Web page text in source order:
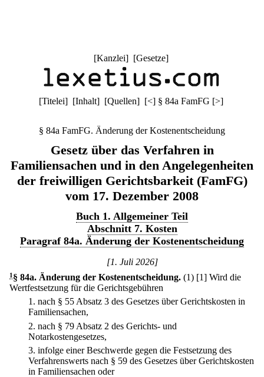
[Kanzlei] [Gesetze]
[Titelei] [Inhalt] [Quellen] [<] § 84a FamFG [>]
§ 84a FamFG. Änderung der Kostenentscheidung
Gesetz über das Verfahren in
Familiensachen und in den Angelegenheiten
der freiwilligen Gerichtsbarkeit (FamFG)
vom 17. Dezember 2008
Buch 1. Allgemeiner Teil
Abschnitt 7. Kosten
Paragraf 84a. Änderung der Kostenentscheidung
[1. Juli 2026]
1 § 84a. Änderung der Kostenentscheidung. (1) [1] Wird die
Wertfestsetzung für die Gerichtsgebühren
1. nach § 55 Absatz 3 des Gesetzes über Gerichtskosten in
Familiensachen,
2. nach § 79 Absatz 2 des Gerichts- und
Notarkostengesetzes,
3. infolge einer Beschwerde gegen die Festsetzung des
Verfahrenswerts nach § 59 des Gesetzes über Gerichtskosten
in Familiensachen oder